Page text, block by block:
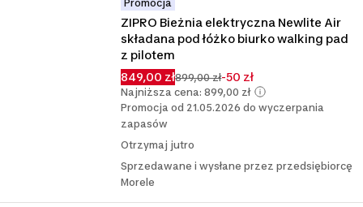
Promocja
ZIPRO Bieżnia elektryczna Newlite Air
składana pod łóżko biurko walking pad
z pilotem
849,00 zł899,00 zł-50 zł
Najniższa cena: 899,00 zł
Promocja od 21.05.2026 do wyczerpania
zapasów
Otrzymaj jutro
Sprzedawane i wysłane przez przedsiębiorcę
Morele